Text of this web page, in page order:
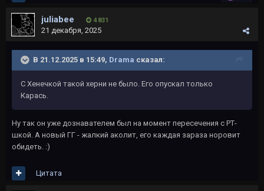
juliabee 4 831
21 декабря, 2025
В 21.12.2025 в 15:49, Drama сказал:
С Хенечкой такой херни не было. Его опускал только
Карась.
Ну так он уже дознавателем был на момент пересечения с РТ-
шкой. А новый ГГ - жалкий аколит, его каждая зараза норовит
обидеть. :)
Цитата